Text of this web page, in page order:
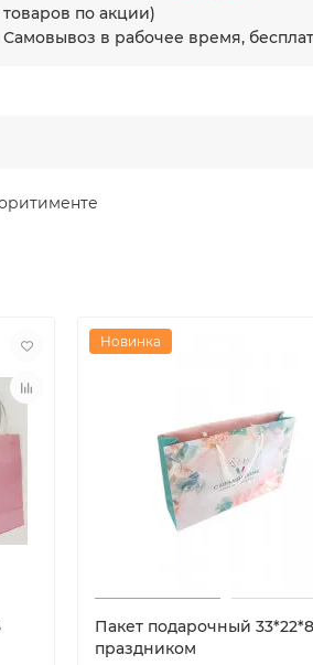
товаров по акции)
Самовывоз в рабочее время,
Новинка
Пакет подарочный
праздником